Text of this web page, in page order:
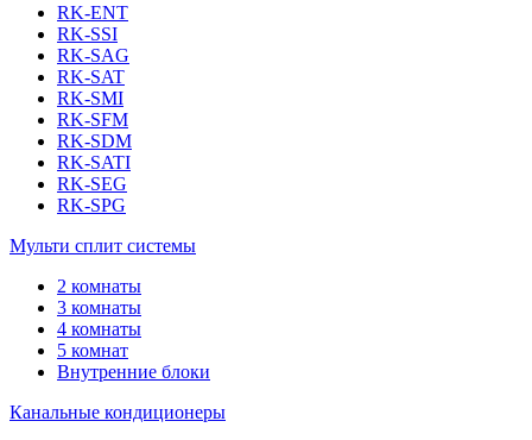
RK-ENT
RK-SSI
RK-SAG
RK-SAT
RK-SMI
RK-SFM
RK-SDM
RK-SATI
RK-SEG
RK-SPG
Мульти сплит системы
2 комнаты
3 комнаты
4 комнаты
5 комнат
Внутренние блоки
Канальные кондиционеры